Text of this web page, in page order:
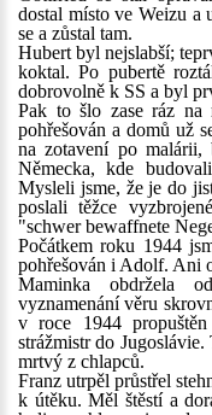
dostal místo ve Weizu a
se a zůstal tam.
Hubert byl nejslabší;
koktal. Po pubertě
dobrovolně k SS a byl
Pak to šlo zase ráz
pohřešován a domů už
na zotavení po
Německa, kde
Mysleli jsme, že je do
poslali těžce
"schwer bewaffnete
Počátkem roku 1944
pohřešován i Adolf. Ani
Maminka obdržela
vyznamenání věru
v roce 1944
strážmistr do
mrtvý z chlapců.
Franz utrpěl průstřel
k útěku. Měl štěstí a